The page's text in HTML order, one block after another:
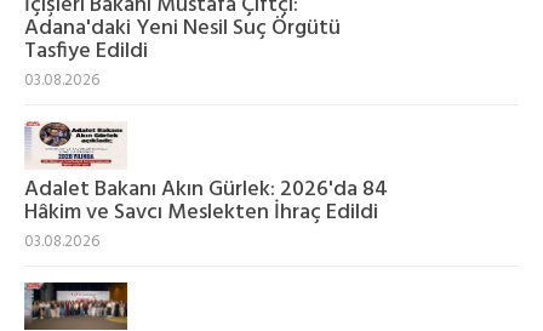
Adana'daki Yeni Nesil Suç Örgütü
Tasfiye Edildi
03.08.2026
Adalet Bakanı Akın Gürlek: 2026'da 84
Hâkim ve Savcı Meslekten İhraç Edildi
03.08.2026